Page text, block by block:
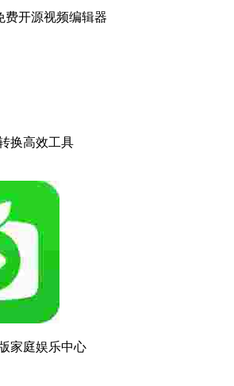
费开源视频编辑器
换高效工具
家庭娱乐中心